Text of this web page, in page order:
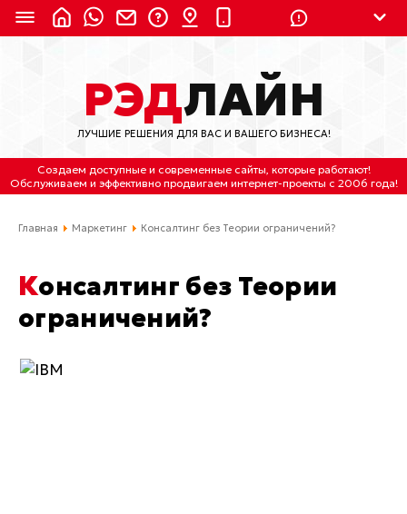
8 (800) 550-9899 (с 2:30 до 11:30 по
Мск)
Бесплатно по России
(4212) 658-653
(4212) 637-673
Отдельный вход \ Левый торец здания
Пн-пт. с 9:30 до 18:30 (по Хбк)
РЭДЛАЙН
ЛУЧШИЕ РЕШЕНИЯ ДЛЯ ВАС И ВАШЕГО БИЗНЕСА!
Создаем доступные и современные сайты, которые работают!
Обслуживаем и эффективно продвигаем интернет-проекты с 2006 года!
Главная Маркетинг Консалтинг без Теории ограничений?
Консалтинг без Теории
ограничений?